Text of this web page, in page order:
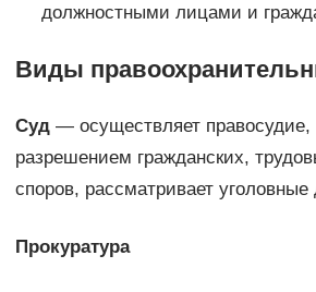
должностными лицами и
Виды
Суд— осуществляет правосудие,
разрешением гражданских,
споров, рассматривает уголовные
Прокуратура